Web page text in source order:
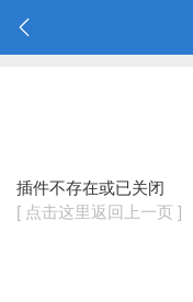
插件不存在或已关闭
[ 点击这里返回上一页 ]